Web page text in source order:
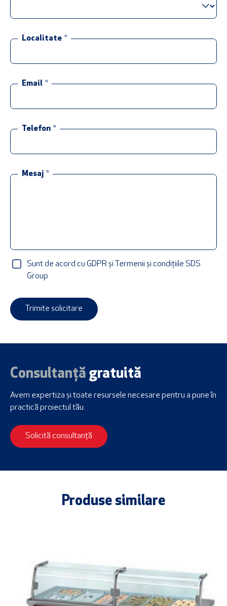
Localitate *
Email *
Telefon *
Mesaj *
Sunt de acord cu GDPR și Termenii și condițiile SDS
Group
Trimite solicitare
Consultanță gratuită
Avem expertiza și toate resursele necesare pentru a pune în
practică proiectul tău.
Solicită consultanță
Produse similare